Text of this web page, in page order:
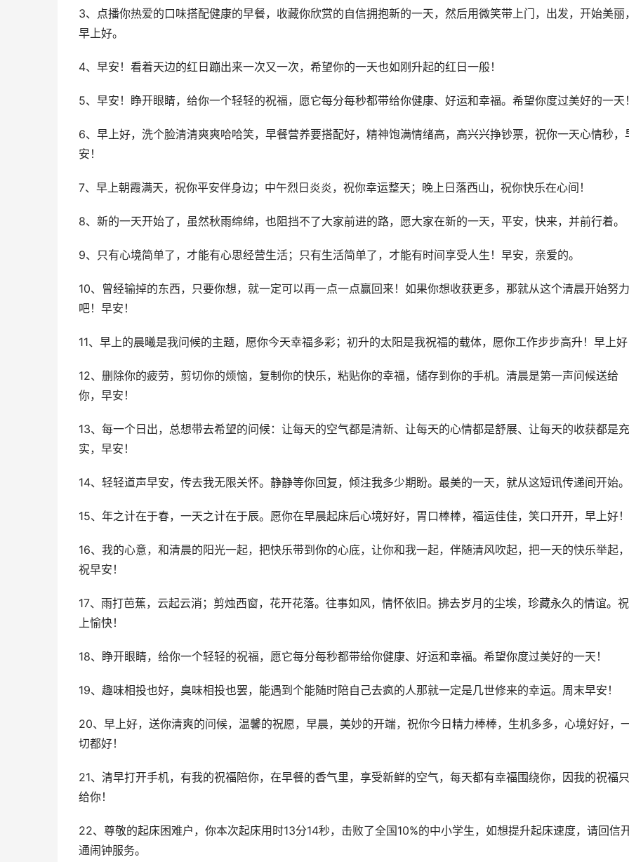
3、点播你热爱的口味搭配健康的早餐，收藏你欣赏的自信拥抱新的一天，然后用微笑带上门，出发，开始美丽，
早上好。
4、早安！看着天边的红日蹦出来一次又一次，希望你的一天也如刚升起的红日一般！
5、早安！睁开眼睛，给你一个轻轻的祝福，愿它每分每秒都带给你健康、好运和幸福。希望你度过美好的一天！
6、早上好，洗个脸清清爽爽哈哈笑，早餐营养要搭配好，精神饱满情绪高，高兴兴挣钞票，祝你一天心情秒，
安！
7、早上朝霞满天，祝你平安伴身边；中午烈日炎炎，祝你幸运整天；晚上日落西山，祝你快乐在心间！
8、新的一天开始了，虽然秋雨绵绵，也阻挡不了大家前进的路，愿大家在新的一天，平安，快来，并前行着。
9、只有心境简单了，才能有心思经营生活；只有生活简单了，才能有时间享受人生！早安，亲爱的。
10、曾经输掉的东西，只要你想，就一定可以再一点一点赢回来！如果你想收获更多，那就从这个清晨开始努力
吧！早安！
11、早上的晨曦是我问候的主题，愿你今天幸福多彩；初升的太阳是我祝福的载体，愿你工作步步高升！早上好
12、删除你的疲劳，剪切你的烦恼，复制你的快乐，粘贴你的幸福，储存到你的手机。清晨是第一声问候送给
你，早安！
13、每一个日出，总想带去希望的问候：让每天的空气都是清新、让每天的心情都是舒展、让每天的收获都是充
实，早安！
14、轻轻道声早安，传去我无限关怀。静静等你回复，倾注我多少期盼。最美的一天，就从这短讯传递间开始。
15、年之计在于春，一天之计在于辰。愿你在早晨起床后心境好好，胃口棒棒，福运佳佳，笑口开开，早上好！
16、我的心意，和清晨的阳光一起，把快乐带到你的心底，让你和我一起，伴随清风吹起，把一天的快乐举起，
祝早安！
17、雨打芭蕉，云起云消；剪烛西窗，花开花落。往事如风，情怀依旧。拂去岁月的尘埃，珍藏永久的情谊。
上愉快！
18、睁开眼睛，给你一个轻轻的祝福，愿它每分每秒都带给你健康、好运和幸福。希望你度过美好的一天！
19、趣味相投也好，臭味相投也罢，能遇到个能随时陪自己去疯的人那就一定是几世修来的幸运。周末早安！
20、早上好，送你清爽的问候，温馨的祝愿，早晨，美妙的开端，祝你今日精力棒棒，生机多多，心境好好，
切都好！
21、清早打开手机，有我的祝福陪你，在早餐的香气里，享受新鲜的空气，每天都有幸福围绕你，因我的祝福只
给你！
22、尊敬的起床困难户，你本次起床用时13分14秒，击败了全国10%的中小学生，如想提升起床速度，请回信
通闹钟服务。